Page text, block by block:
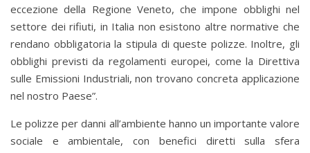
eccezione della Regione Veneto, che impone obblighi nel
settore dei rifiuti, in Italia non esistono altre normative che
rendano obbligatoria la stipula di queste polizze. Inoltre, gli
obblighi previsti da regolamenti europei, come la Direttiva
sulle Emissioni Industriali, non trovano concreta applicazione
nel nostro Paese”.
Le polizze per danni all’ambiente hanno un importante valore
sociale e ambientale, con benefici diretti sulla sfera